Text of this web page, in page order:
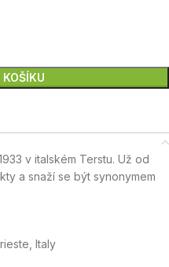
KOŠÍKU
v italském Terstu. Už od
a snaží se být synonymem
Italy